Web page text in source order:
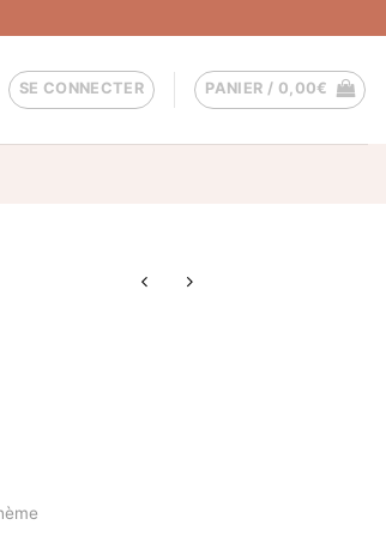
SE CONNECTER PANIER / 0,00€